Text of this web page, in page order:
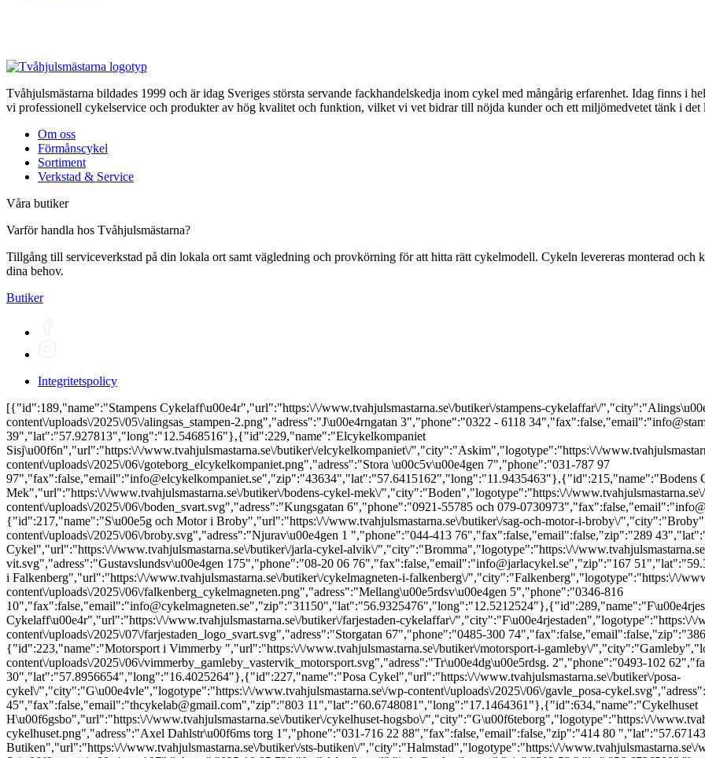
Tvåhjulsmästarna bildades 1999 och är idag Sveriges största servande fackhandelskedja inom cykel med mångårig erfarenhet. Idag finns i
vi professionell cykelservice och produkter av hög kvalitet och funktion, vilket vi vet bidrar till nöjda kunder och ett miljömedvetet tänk i det
Om oss
Förmånscykel
Sortiment
Verkstad & Service
Våra butiker
Varför handla hos Tvåhjulsmästarna?
Tillgång till serviceverkstad på din lokala ort samt vägledning och provkörning för att hitta rätt cykelmodell. Cykeln levereras monterad och
dina behov.
Butiker
Integritetspolicy
[{"id":189,"name":"Stampens Cykelaff\u00e4r","url":"https:\/\/www.tvahjulsmastarna.se\/butiker\/stampens-cykelaffar\/","city":"Alings\u00e5s","logotype":"https:\/\/www.tvahjulsmastarna.se\/wp-content\/uploads\/2025\/05\/alingsas_stampen-2.png","adress":"J\u00e4rngatan 3","phone":"0322 - 6118 34","fax":false,"email":"info@stampenscykel.se","zip":"441 39","lat":"57.927813","long":"12.5468516"},{"id":229,"name":"Elcykelkompaniet Sisj\u00f6n","url":"https:\/\/www.tvahjulsmastarna.se\/butiker\/elcykelkompaniet\/","city":"Askim","logotype":"https:\/\/www.tvahjulsmastarna.se\/wp-content\/uploads\/2025\/06\/goteborg_elcykelkompaniet.png","adress":"Stora \u00c5v\u00e4gen 7","phone":"031-787 97 97","fax":false,"email":"info@elcykelkompaniet.se","zip":"43634","lat":"57.6415162","long":"11.9435463"},{"id":215,"name":"Bodens Cykel & Mek","url":"https:\/\/www.tvahjulsmastarna.se\/butiker\/bodens-cykel-mek\/","city":"Boden","logotype":"https:\/\/www.tvahjulsmastarna.se\/wp-content\/uploads\/2025\/06\/boden_svart.svg","adress":"Kungsgatan 6","phone":"0921-55785 och 079-0730973","fax":false,"email":"info@bcm.se","zip":"961 31","lat":"65.8283186","long":"21.7051849"},{"id":217,"name":"S\u00e5g och Motor i Broby","url":"https:\/\/www.tvahjulsmastarna.se\/butiker\/sag-och-motor-i-broby\/","city":"Broby","logotype":"https:\/\/www.tvahjulsmastarna.se\/wp-content\/uploads\/2025\/06\/broby.svg","adress":"Njurav\u00e4gen 1 ","phone":"044-413 76","fax":false,"email":false,"zip":"289 43","lat":"56.2709296","long":"14.0900468"},{"id":264,"name":"Jarla Cykel","url":"https:\/\/www.tvahjulsmastarna.se\/butiker\/jarla-cykel-alvik\/","city":"Bromma","logotype":"https:\/\/www.tvahjulsmastarna.se\/wp-content\/uploads\/2025\/06\/alvik_jarla-vit.svg","adress":"Gustavslundsv\u00e4gen 175","phone":"08-20 06 76","fax":false,"email":"info@jarlacykel.se","zip":"167 51","lat":"59.3329673","long":"17.9770068"},{"id":221,"name":"Cykelmagneten i Falkenberg","url":"https:\/\/www.tvahjulsmastarna.se\/butiker\/cykelmagneten-i-falkenberg\/","city":"Falkenberg","logotype":"https:\/\/www.tvahjulsmastarna.se\/wp-content\/uploads\/2025\/06\/falkenberg_cykelmagneten.png","adress":"Mellang\u00e5rdsv\u00e4gen 5","phone":"0346-816 10","fax":false,"email":"info@cykelmagneten.se","zip":"31150","lat":"56.9325476","long":"12.5212524"},{"id":289,"name":"F\u00e4rjestaden Cykelaff\u00e4r","url":"https:\/\/www.tvahjulsmastarna.se\/butiker\/farjestaden-cykelaffar\/","city":"F\u00e4rjestaden","logotype":"https:\/\/www.tvahjulsmastarna.se\/wp-content\/uploads\/2025\/07\/farjestaden_logo_svart.svg","adress":"Storgatan 67","phone":"0485-300 74","fax":false,"email":false,"zip":"386 31 ","lat":"56.6502872","long":"16.4812615"},{"id":223,"name":"Motorsport i Vimmerby ","url":"https:\/\/www.tvahjulsmastarna.se\/butiker\/motorsport-i-gamleby\/","city":"Gamleby","logotype":"https:\/\/www.tvahjulsmastarna.se\/wp-content\/uploads\/2025\/06\/vimmerby_gamleby_vastervik_motorsport.svg","adress":"Tr\u00e4dg\u00e5rdsg. 2","phone":"0493-102 62","fax":false,"email":"gamleby@motorsport.se","zip":"594 30","lat":"57.8956654","long":"16.4025264"},{"id":227,"name":"Posa Cykel","url":"https:\/\/www.tvahjulsmastarna.se\/butiker\/posa-cykel\/","city":"G\u00e4vle","logotype":"https:\/\/www.tvahjulsmastarna.se\/wp-content\/uploads\/2025\/06\/gavle_posa-cykel.svg","adress":"Norra K\u00f6pmangatan 4","phone":"026-12 46 45","fax":false,"email":"thcykelab@gmail.com","zip":"803 11","lat":"60.6748081","long":"17.1464361"},{"id":634,"name":"Cykelhuset H\u00f6gsbo","url":"https:\/\/www.tvahjulsmastarna.se\/butiker\/cykelhuset-hogsbo\/","city":"G\u00f6teborg","logotype":"https:\/\/www.tvahjulsmastarna.se\/wp-content\/uploads\/2025\/12\/hogsbo-cykelhuset.png","adress":"Axel Dahlstr\u00f6ms torg 1","phone":"031-716 22 88","fax":false,"email":false,"zip":"414 80 ","lat":"57.6714325","long":"11.9279605"},{"id":231,"name":"STS-Butiken","url":"https:\/\/www.tvahjulsmastarna.se\/butiker\/sts-butiken\/","city":"Halmstad","logotype":"https:\/\/www.tvahjulsmastarna.se\/wp-content\/uploads\/2025\/06\/halmstad.svg","adress":" Sn\u00f6storpsv\u00e4gen 107","phone":"035-10 85 73","fax":false,"email":"info@stsbutiken.se","zip":"302 53 ","lat":"56.6726598","long":"12.8911701"},{"id":233,"name":"Cykeldoktorn i Helsingborg","url":"https:\/\/www.tvahjulsmastarna.se\/butiker\/cykeldoktorn-helsingborg\/","city":"Helsingborg","logotype":"https:\/\/www.tvahjulsmastarna.se\/wp-content\/uploads\/2025\/06\/helsingborg_cykeldoktorn.svg","adress":"S\u00f6dra Storgatan 37","phone":"042-24 08 04","fax":false,"email":"info@cykeldoktorn.se","zip":"25223","lat":"56.0449181","long":"12.6998527"},{"id":236,"name":"Tellus Cykel & Motor","url":"https:\/\/www.tvahjulsmastarna.se\/butiker\/tellus-cykel-motor\/","city":"H\u00e4gersten","logotype":"https:\/\/www.tvahjulsmastarna.se\/wp-content\/uploads\/2025\/06\/hagersten_tellus.svg","adress":"Tellusborgsv\u00e4gen 49 ","phone":"08-645 19 77","fax":false,"email":false,"zip":"126 33","lat":"59.3024349","long":"18.0064159"},{"id":240,"name":"Sportkompaniet i Karlskrona","url":"https:\/\/www.tvahjulsmastarna.se\/butiker\/sportkompaniet-i-karlskrona\/","city":"Karlskrona","logotype":"https:\/\/www.tvahjulsmastarna.se\/wp-content\/uploads\/2025\/06\/karlskrona_sportkompaniet-transparent.png","adress":" Hantverkaregatan 9","phone":"0455-147 60","fax":false,"email":"sportkompaniet.butik@gmail.com","zip":"371 35 ","lat":"56.1606829","long":"15.5829929"},{"id":242,"name":"Maltes Cykel & Sport","url":"https:\/\/www.tvahjulsmastarna.se\/butiker\/maltes-cykel-sport\/","city":"Liding\u00f6","logotype":"https:\/\/www.tvahjulsmastarna.se\/wp-content\/uploads\/2025\/06\/lidingo_maltes.svg","adress":"Kyrkv\u00e4gen 2 ","phone":"08-765 96 75","fax":false,"email":"info@maltes.se","zip":"181 42","lat":"59.366","long":"18.1378952"},{"id":244,"name":"Lidk\u00f6pings Cykeltj\u00e4nst ","url":"https:\/\/www.tvahjulsmastarna.se\/butiker\/lidkopings-cykeltjanst\/","city":"Lidk\u00f6ping","logotype":"https:\/\/www.tvahjulsmastarna.se\/wp-content\/uploads\/2025\/06\/lidkopings_cykeltjanst.svg","adress":"Stenportsgatan 65","phone":"0510-28320","fax":false,"email":"daniel@cykeltjanst.one","zip":"53154","lat":"58.5081836","long":"13.1410141"},{"id":246,"name":"V\u00e4stra Cykelaff\u00e4ren i Link\u00f6ping","url":"https:\/\/www.tvahjulsmastarna.se\/butiker\/vastra-cykelaffaren-i-linkoping\/","city":"Link\u00f6ping","logotype":"https:\/\/www.tvahjulsmastarna.se\/wp-content\/uploads\/2025\/06\/lidkoping_vc_pos-2018.svg","adress":"Hunnebergsgatan 41","phone":"013-123075","fax":false,"email":false,"zip":"58234","lat":"58.4139641","long":"15.6082155"},{"id":248,"name":"Cykelst\u00e4llet i Lule\u00e5","url":"https:\/\/www.tvahjulsmastarna.se\/butiker\/cykelstallet-i-lulea\/","city":"Lule\u00e5","logotype":"https:\/\/www.tvahjulsmastarna.se\/wp-content\/uploads\/2025\/06\/lulea_cykelstallet.svg","adress":"Sandviksgatan 76 ","phone":"0920-22 70 11","fax":false,"email":"info@cykelstallet.com","zip":"972 34